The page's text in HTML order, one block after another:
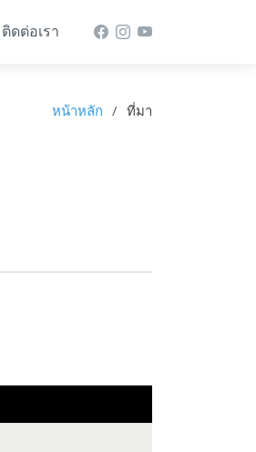
ติดต่อเรา
หน้าหลัก ที่มา